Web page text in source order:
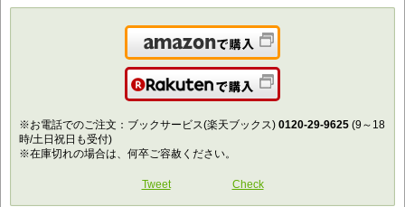
Amazonで購入
楽天で購入
※お電話でのご注文：ブックサービス(楽天ブックス) 0120-29-9625 (9～18
時/土日祝日も受付)
※在庫切れの場合は、何卒ご容赦ください。
Tweet Check